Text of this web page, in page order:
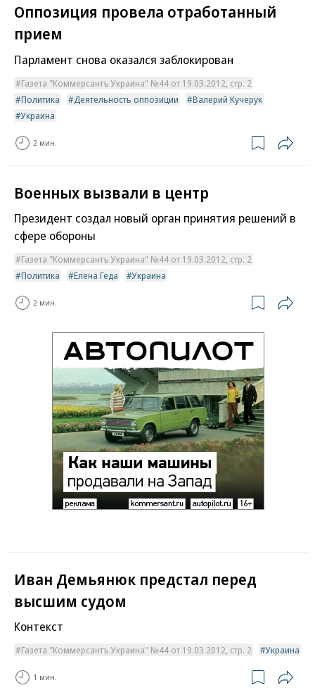
Оппозиция провела отработанный
прием
Парламент снова оказался заблокирован
Газета "Коммерсантъ Украина" №44 от 19.03.2012, стр. 2
Политика
Деятельность оппозиции
Валерий Кучерук
Украина
2 мин.
Военных вызвали в центр
Президент создал новый орган принятия решений в
сфере обороны
Газета "Коммерсантъ Украина" №44 от 19.03.2012, стр. 2
Политика
Елена Геда Украина
2 мин.
Иван Демьянюк предстал перед
высшим судом
Контекст
Газета "Коммерсантъ Украина" №44 от 19.03.2012, стр. 2 Украина
1 мин.